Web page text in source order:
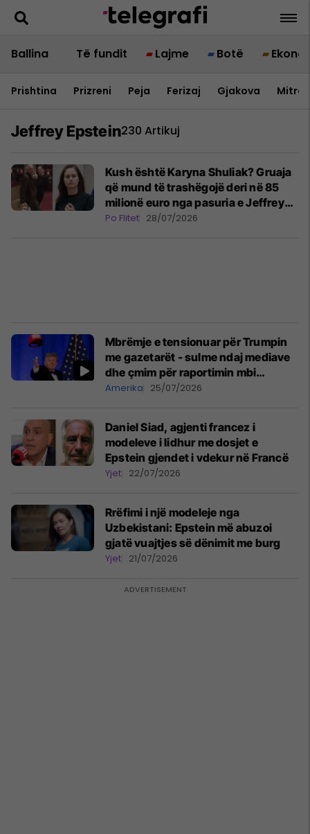
Ballina Të fundit Lajme Botë
Prishtina Prizreni Peja Ferizaj Gjakova
Jeffrey Epstein230 Artikuj
Kush është Karyna Shuliak? Gruaja
që mund të trashëgojë deri në 85
milionë euro nga pasuria e Jeffrey
Epstein
Po Flitet 28/07/2026
Mbrëmje e tensionuar për Trumpin
me gazetarët - sulme ndaj mediave
dhe çmim për raportimin mbi
Epsteinin
Amerika 25/07/2026
Daniel Siad, agjenti francez i
modeleve i lidhur me dosjet e
Epstein gjendet i vdekur në Francë
Yjet 22/07/2026
Rrëfimi i një modeleje nga
Uzbekistani: Epstein më abuzoi
gjatë vuajtjes së dënimit me burg
Yjet 21/07/2026